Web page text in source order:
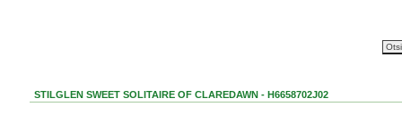
STILGLEN SWEET SOLITAIRE OF CLAREDAWN - H6658702J02